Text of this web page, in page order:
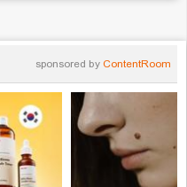
sponsored by ContentRoom